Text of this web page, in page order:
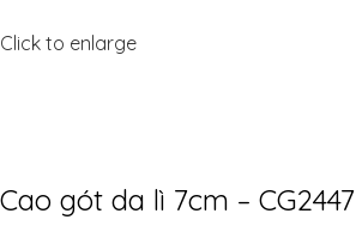
Click to enlarge
Cao gót da lì 7cm – CG2447